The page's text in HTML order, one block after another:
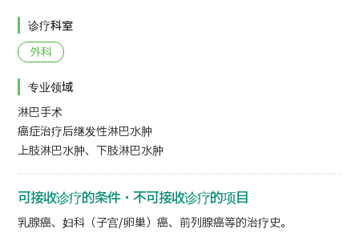
诊疗科室
外科
专业领域
淋巴手术
癌症治疗后继发性淋巴水肿
上肢淋巴水肿、下肢淋巴水肿
可接收诊疗的条件・不可接收诊疗的项目
乳腺癌、妇科（子宫/卵巢）癌、前列腺癌等的治疗史。